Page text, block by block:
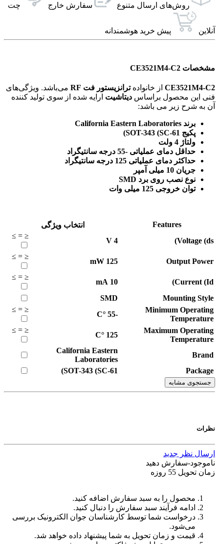
روش‌های ارسال‌ متنوع سفارش خارج چت
آنلاین پیش خرید هوشمندانه
مشخصات CE3521M4-C2
CE3521M4-C2 از خانوادهترانزیستور فت RF
می‌باشد. ویژگی‌های
فنی این محصول براساس دیتاشیت ارایه شده از سوی تولید کننده
آن به شرح زیر می باشد:
برند California Eastern Laboratories
پکیج SOT-343 (SC-61)
ولتاژ 4 ولت
حداقل دمای عملیاتی -55 درجه سانتیگراد
حداکثر دمای عملیاتی 125 درجه سانتیگراد
جریان 10 میلی آمپر
نوع نصب روی برد SMD
توان خروجی 125 میلی وات
Features
انتخاب ویژگی
Voltage (ds)
4
V
≤
=
≥
Output Power
125
mW
≤
=
≥
Current (Id)
10
mA
≤
=
≥
Mounting Style
SMD
Minimum Operating
Temperature
-55
°C
≤
=
≥
Maximum Operating
Temperature
125
°C
≤
=
≥
Brand
California Eastern
Laboratories
Package
SOT-343 (SC-61)
جستجوی مشابه
نظرات
ارسال نظر جدید
ناموجود-سفارش دهید
زمان تحویل 55 روزه
محصول را به سبد سفارش اضافه کنید.
ادامه فرآیند سبد سفارش را دنبال کنید.
درخواست شما توسط کارشناسان جوان الکترونیک بررسی
می‌شود.
قیمت و زمان تحویل به شما پیشنهاد داده خواهد شد.